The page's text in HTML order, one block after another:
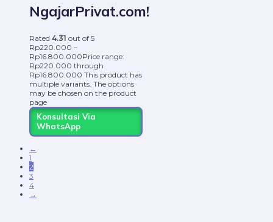
NgajarPrivat.com!
Rated 4.31 out of 5
Rp220.000 –
Rp16.800.000Price range:
Rp220.000 through
Rp16.800.000 This product has
multiple variants. The options
may be chosen on the product
page
Konsultasi Via
WhatsApp
←
1
2
3
4
→